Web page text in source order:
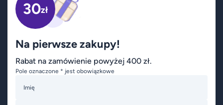
30zł
Na pierwsze zakupy!
Rabat na zamówienie powyżej 400 zł.
Pole oznaczone * jest obowiązkowe
Imię